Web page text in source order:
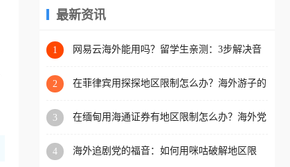
区工作、留学、定居等，都
权限制所困扰。
回国加速器，即可解决「海
版权限制」的问题，无论人
国、加拿大、澳大利亚、欧
学、定居等，都可以使用，
最新资讯
1
网易云海外能用吗？留学生亲测：3步解决音
2
在菲律宾用探探地区限制怎么办？海外游子的
3
在缅甸用海通证券有地区限制怎么办？海外党
4
海外追剧党的福音：如何用咪咕破解地区限